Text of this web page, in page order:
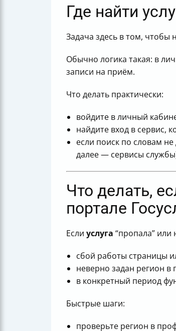
Где найти
Задача здесь в том, чтобы
Обычно логика такая: в
записи на приём.
Что делать практически:
войдите в личный
найдите вход в сервис,
если поиск по словам
далее — сервисы
Что делать,
портале
Если услуга “пропала” или
сбой работы страницы
неверно задан регион в
в конкретный период
Быстрые шаги:
проверьте регион в